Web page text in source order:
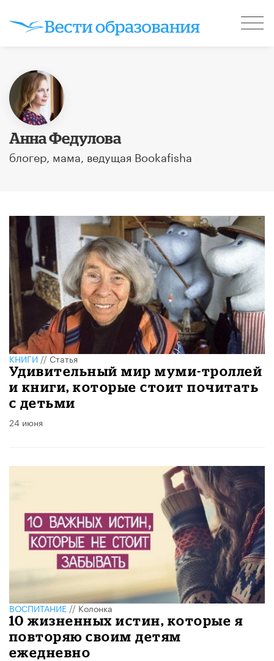
Анна Федулова
блогер, мама, ведущая Bookafisha
КНИГИ//Статья
Удивительный мир муми-троллей
и книги, которые стоит почитать
с детьми
24 июня
ВОСПИТАНИЕ//Колонка
10 жизненных истин, которые я
повторяю своим детям
ежедневно